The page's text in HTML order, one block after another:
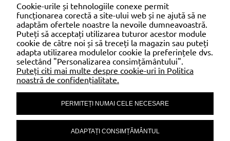
SHOPPING
AJUTOR
CONTUL MEU
Cookie-urile și tehnologiile conexe permit
funcționarea corectă a site-ului web și ne ajută să ne
adaptăm ofertele noastre la nevoile dumneavoastră.
Puteți să acceptați utilizarea tuturor acestor module
cookie de către noi și să treceți la magazin sau puteți
adapta utilizarea modulelor cookie la preferințele dvs.
selectând "Personalizarea consimțământului".
Puteți citi mai multe despre cookie-uri în Politica
noastră de confidențialitate.
PERMITEȚI NUMAI CELE NECESARE
ADAPTAȚI CONSIMȚĂMÂNTUL